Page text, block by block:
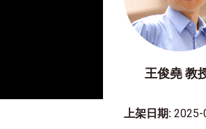
王俊堯 教
上架日期: 2025-